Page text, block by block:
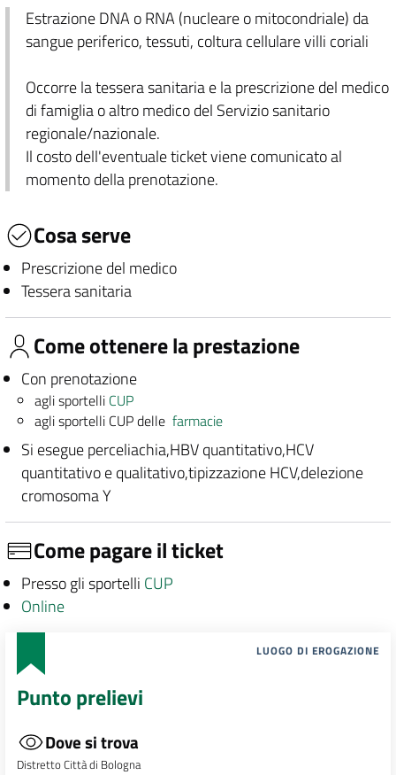
Estrazione DNA o RNA (nucleare o mitocondriale) da
sangue periferico, tessuti, coltura cellulare villi coriali
Occorre la tessera sanitaria e la prescrizione del medico
di famiglia o altro medico del Servizio sanitario
regionale/nazionale.
Il costo dell'eventuale ticket viene comunicato al
momento della prenotazione.
Cosa serve
Prescrizione del medico
Tessera sanitaria
Come ottenere la prestazione
Con prenotazione
agli sportelli CUP
agli sportelli CUP dellefarmacie
Si esegue perceliachia,HBV quantitativo,HCV
quantitativo e qualitativo,tipizzazione HCV,delezione
cromosoma Y
Come pagare il ticket
Presso gli sportelli CUP
Online
LUOGO DI EROGAZIONE
Punto prelievi
Dove si trova
Distretto Città di Bologna